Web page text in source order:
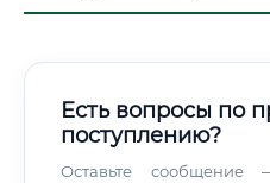
Есть вопросы по
поступлению?
Оставьте сообщение